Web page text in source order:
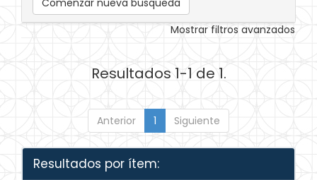
Comenzar nueva busqueda
Mostrar filtros avanzados
Resultados 1-1 de 1.
Anterior 1 Siguiente
Resultados por ítem: